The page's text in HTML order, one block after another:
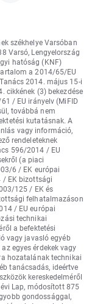
székhelye Varsóban
Varsó, Lengyelország
hatóság (KNF)
a 2014/65/EU
2014. május 15-i
cikkének (3) bekezdése
/ EU irányelv (MiFID
továbbá nem
kutatásnak. A
vagy információ,
rendeleteknek
596/2014 / EU
(a piaci
6 / EK európai
/ EK bizottsági
125 / EK és
felhatalmazáson
/ EU európai
technikai
a befektetési
vagy javasló egyéb
egyes érdekek vagy
hozatalának technikai
tanácsadás, ideértve
kereskedelméről
Lap, módosított 875
gondossággal,